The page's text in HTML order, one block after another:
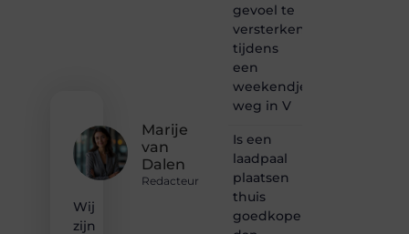
Marije
van
Dalen
Redacteur
Wij
zijn
gevoel te
versterken
tijdens
een
weekendje
weg in V
Is een
laadpaal
plaatsen
thuis
goedkoper